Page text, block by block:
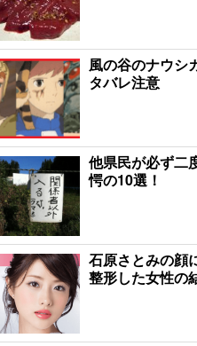
風の谷のナウシ
タバレ注意
他県民が必ず二
愕の10選！
石原さとみの顔
整形した女性の